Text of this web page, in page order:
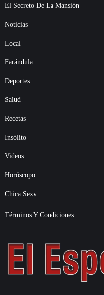
El Secreto De La Mansión
Noticias
Local
Farándula
Deportes
Salud
Recetas
Insólito
Videos
Horóscopo
Chica Sexy
Términos Y Condiciones